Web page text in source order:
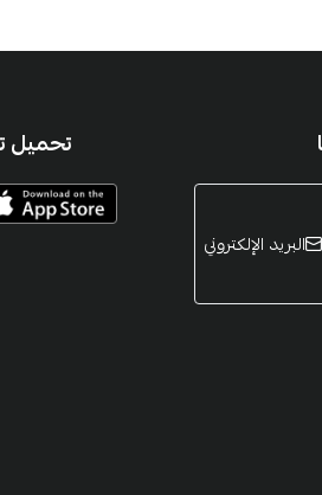
البريد الإلكتروني
تحميل